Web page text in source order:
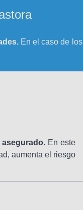
En el caso de los
. En este
aumenta el riesgo